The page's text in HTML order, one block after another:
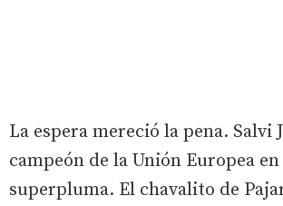
La espera mereció la pena. Salvi
campeón de la Unión Europea en
superpluma. El chavalito de